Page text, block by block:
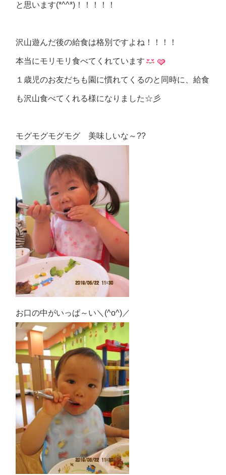
と思います(*^^*)！！！！！
沢山遊んだ後の給食は格別ですよね！！！！
本当にモリモリ食べてくれています
１歳児のお友だちも園に慣れてくるのと同時に、給食
も沢山食べてくれる様になりました☆彡
モグモグモグモグ 美味しいな～??
お口の中がいっぱ～い＼(^o^)／